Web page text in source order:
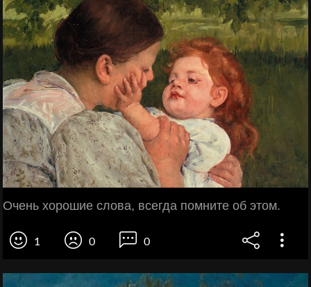
Очень хорошие слова, всегда помните об этом.
1 0 0